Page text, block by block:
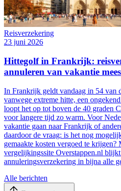
Reisverzekering
23 juni 2026
Hittegolf in Frankrijk:
annuleren van vakantie
In Frankrijk geldt vandaag in 54 van
vanwege extreme hitte, een
loopt het op tot boven de 40 graden
voor langere tijd zo warm. Voor
vakantie gaan naar Frankrijk of
daardoor de vraag: is het nog
gemaakte kosten vergoed te krijgen?
vergelijkingssite Overstappen.nl blijkt
annuleringsverzekering in bijna alle
Alle berichten